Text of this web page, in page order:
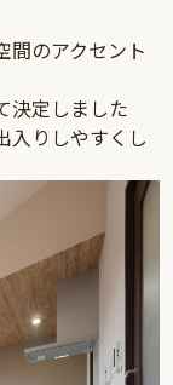
間のアクセント
決定しました
入りしやすくし